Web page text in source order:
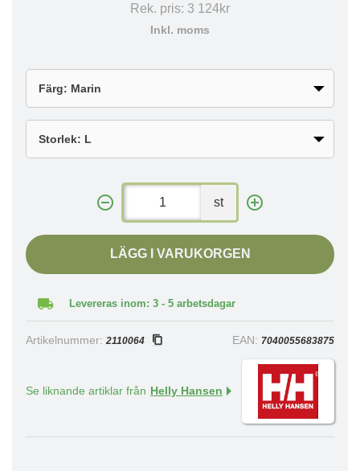
Rek. pris: 3 124kr
Inkl. moms
st
LÄGG I VARUKORGEN
Levereras inom: 3 - 5 arbetsdagar
Artikelnummer: 2110064 EAN: 7040055683875
Se liknande artiklar från Helly Hansen